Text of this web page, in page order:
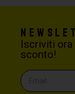
Iscriviti ora
sconto!